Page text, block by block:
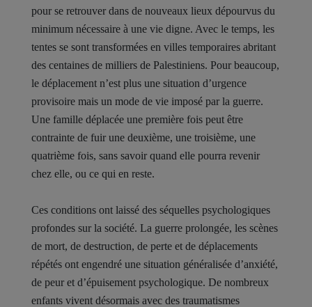
pour se retrouver dans de nouveaux lieux dépourvus du
minimum nécessaire à une vie digne. Avec le temps, les
tentes se sont transformées en villes temporaires abritant
des centaines de milliers de Palestiniens. Pour beaucoup,
le déplacement n’est plus une situation d’urgence
provisoire mais un mode de vie imposé par la guerre.
Une famille déplacée une première fois peut être
contrainte de fuir une deuxième, une troisième, une
quatrième fois, sans savoir quand elle pourra revenir
chez elle, ou ce qui en reste.
Ces conditions ont laissé des séquelles psychologiques
profondes sur la société. La guerre prolongée, les scènes
de mort, de destruction, de perte et de déplacements
répétés ont engendré une situation généralisée d’anxiété,
de peur et d’épuisement psychologique. De nombreux
enfants vivent désormais avec des traumatismes